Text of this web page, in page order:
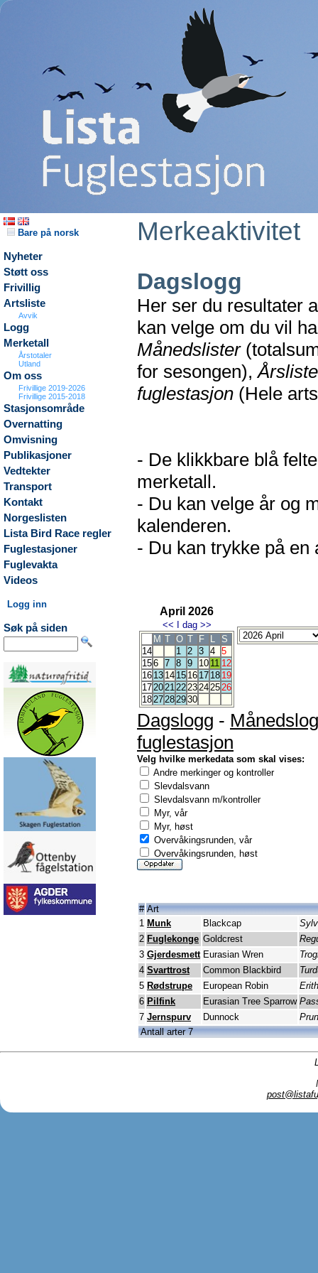
Bare på norsk
Nyheter
Støtt oss
Frivillig
Artsliste
Avvik
Logg
Merketall
Årstotaler
Utland
Om oss
Frivillige 2019-2026
Frivillige 2015-2018
Stasjonsområde
Overnatting
Omvisning
Publikasjoner
Vedtekter
Transport
Kontakt
Norgeslisten
Lista Bird Race regler
Fuglestasjoner
Fuglevakta
Videos
Logg inn
Søk på siden
Merkeaktivitet
Dagslogg
Her ser du resultater
kan velge om du vil
Månedslister
for sesongen),
fuglestasjon (Hele
- De klikkbare blå
merketall.
- Du kan velge år og
kalenderen.
- Du kan trykke på en
April 2026
<< I dag >>
M T O T F L
S
14
1 2 3 4 5
156 7 8 9 10 11 12
16 13 14 15 16 17 18 19
1720212223242526
1827282930
Dagslogg -
fuglestasjon
Velg hvilke merkedata som skal vises:
Andre merkinger og kontroller
Slevdalsvann
Slevdalsvann m/kontroller
Myr, vår
Myr, høst
Overvåkingsrunden, vår
Overvåkingsrunden, høst
# Art
1 Munk Blackcap
2 Fuglekonge Goldcrest
3 Gjerdesmett Eurasian Wren
4 Svarttrost Common Blackbird
5 Rødstrupe European Robin
6 Pilfink Eurasian Tree Sparrow
7 Jernspurv Dunnock
Antall arter 7